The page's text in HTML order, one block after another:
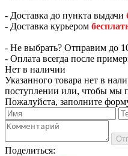
- Доставка до пункта выдачи
- Доставка курьером
- Не выбрать? Отправим до
- Оплата всегда после
Нет в наличии
Указанного товара нет в
поступлении или, чтобы мы
Пожалуйста, заполните
Поделиться: